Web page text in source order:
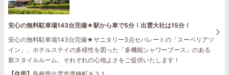
安心の無料駐車場143台完備★駅から車で5分！出雲大社は15分！
安心の無料駐車場143台完備★サニタリー3点セパレートの「スーペリアツ
イン」、ホテルステイの多様性を図った「多機能シャワーブース」のある
新スタイルルーム、それぞれの心地よさをご提供いたします！